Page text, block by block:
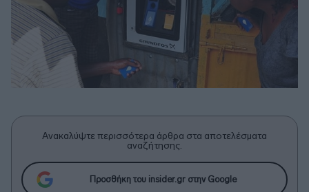
Ανακαλύψτε περισσότερα άρθρα στα αποτελέσματα
αναζήτησης.
Προσθήκη του insider.gr στην Google